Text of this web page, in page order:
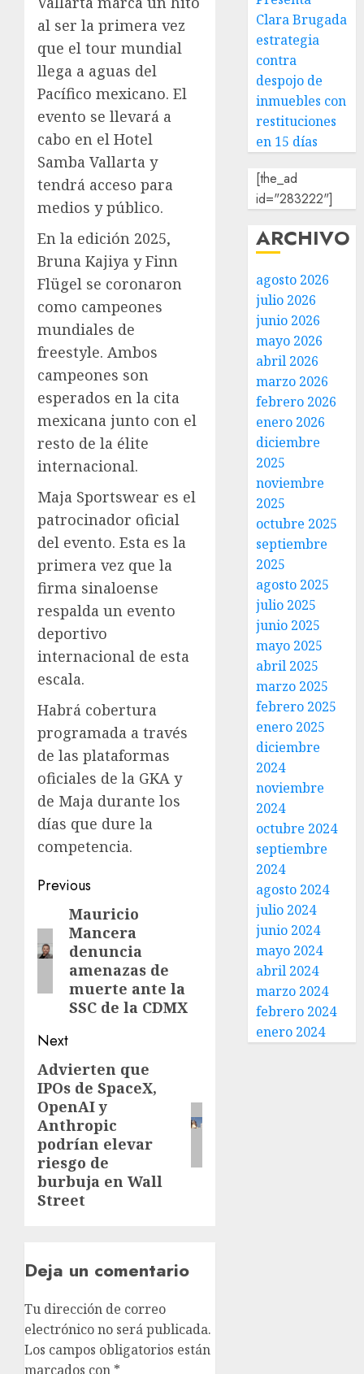
al ser la primera vez
que el tour mundial
llega a aguas del
Pacífico mexicano. El
evento se llevará a
cabo en el Hotel
Samba Vallarta y
tendrá acceso para
medios y público.
En la edición 2025,
Bruna Kajiya y Finn
Flügel se coronaron
como campeones
mundiales de
freestyle. Ambos
campeones son
esperados en la cita
mexicana junto con el
resto de la élite
internacional.
Maja Sportswear es el
patrocinador oficial
del evento. Esta es la
primera vez que la
firma sinaloense
respalda un evento
deportivo
internacional de esta
escala.
Habrá cobertura
programada a través
de las plataformas
oficiales de la GKA y
de Maja durante los
días que dure la
competencia.
Previous
Mauricio
Mancera
denuncia
amenazas de
muerte ante la
SSC de la CDMX
Next
Advierten que
IPOs de SpaceX,
OpenAI y
Anthropic
podrían elevar
riesgo de
burbuja en Wall
Street
Deja un comentario
Tu dirección de correo
electrónico no será publicada.
Los campos obligatorios están
marcados con *
Clara Brugada
estrategia
contra
despojo de
inmuebles con
restituciones
en 15 días
[the_ad
id="283222"]
ARCHIVO
agosto 2026
julio 2026
junio 2026
mayo 2026
abril 2026
marzo 2026
febrero 2026
enero 2026
diciembre
2025
noviembre
2025
octubre 2025
septiembre
2025
agosto 2025
julio 2025
junio 2025
mayo 2025
abril 2025
marzo 2025
febrero 2025
enero 2025
diciembre
2024
noviembre
2024
octubre 2024
septiembre
2024
agosto 2024
julio 2024
junio 2024
mayo 2024
abril 2024
marzo 2024
febrero 2024
enero 2024